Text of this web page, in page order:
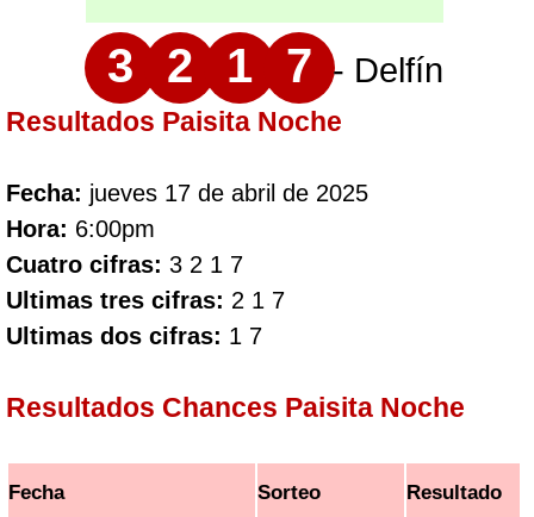
3 2 1 7 - Delfín
Resultados Paisita Noche
Fecha: jueves 17 de abril de 2025
Hora: 6:00pm
Cuatro cifras: 3 2 1 7
Ultimas tres cifras: 2 1 7
Ultimas dos cifras: 1 7
Resultados Chances Paisita Noche
Fecha Sorteo Resultado